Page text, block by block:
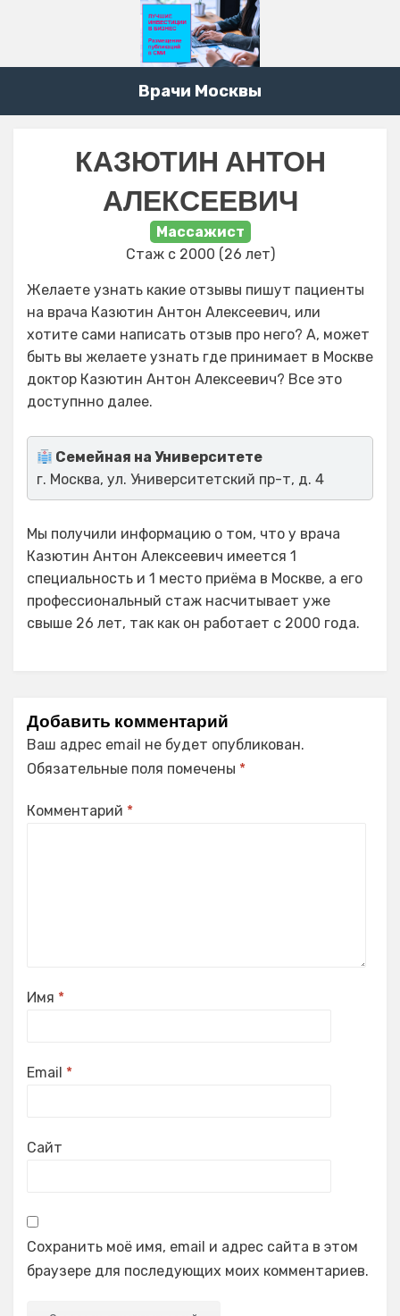
Врачи Москвы
КАЗЮТИН АНТОН
АЛЕКСЕЕВИЧ
Массажист
Стаж с 2000 (26 лет)
Желаете узнать какие отзывы пишут пациенты
на врача Казютин Антон Алексеевич, или
хотите сами написать отзыв про него? А, может
быть вы желаете узнать где принимает в Москве
доктор Казютин Антон Алексеевич? Все это
доступнно далее.
Семейная на Университете
г. Москва, ул. Университетский пр-т, д. 4
Мы получили информацию о том, что у врача
Казютин Антон Алексеевич имеется 1
специальность и 1 место приёма в Москве, а его
профессиональный стаж насчитывает уже
свыше 26 лет, так как он работает с 2000 года.
Добавить комментарий
Ваш адрес email не будет опубликован.
Обязательные поля помечены *
Комментарий *
Имя *
Email *
Сайт
Сохранить моё имя, email и адрес сайта в этом
браузере для последующих моих комментариев.